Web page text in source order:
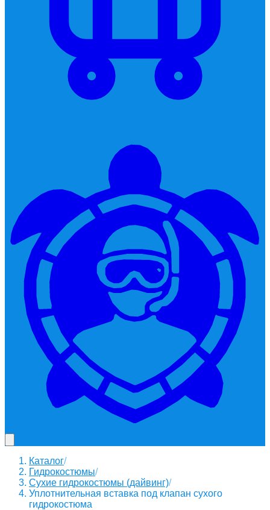
Каталог/
Гидрокостюмы/
Сухие гидрокостюмы (дайвинг)/
Уплотнительная вставка под клапан сухого
гидрокостюма